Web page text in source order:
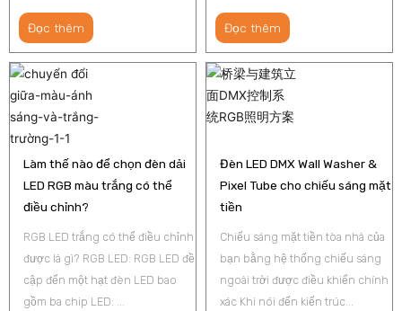
Đọc thêm Đọc thêm
Làm thế nào để chọn đèn dải
LED RGB màu trắng có thể
điều chỉnh?
RGB LED trắng có thể điều chỉnh
được là gì? RGB LED: RGB LED đề
cập đến một hạt đèn LED bao
gồm ba chip LED: ...
Đèn LED DMX Wall Washer &
Pixel Tube cho chiếu sáng mặt
tiền
Chiếu sáng mặt tiền tòa nhà của
bạn bằng hệ thống chiếu sáng
ngoài trời được điều khiển chính
xác Khi nói đến kiến ​​trúc...